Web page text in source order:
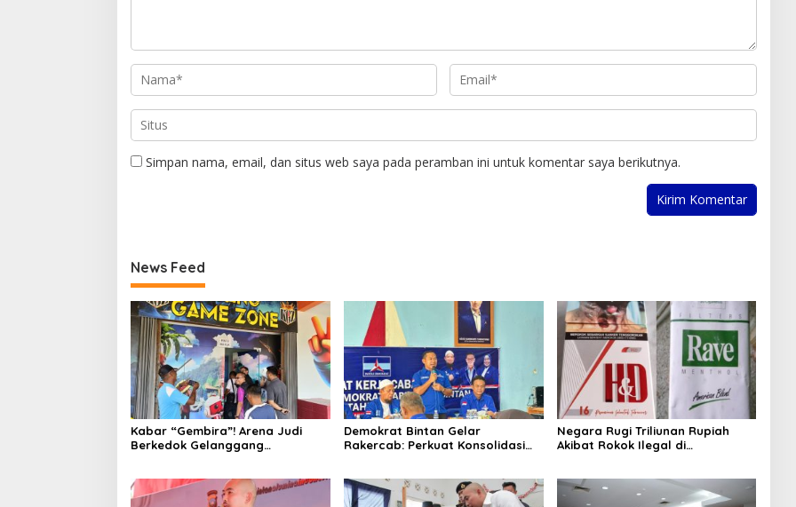
Simpan nama, email, dan situs web saya pada peramban ini untuk komentar saya berikutnya.
News Feed
Kabar “Gembira”! Arena Judi
Berkedok Gelanggang
Demokrat Bintan Gelar
Rakercab: Perkuat Konsolidasi
Negara Rugi Triliunan Rupiah
Akibat Rokok Ilegal di